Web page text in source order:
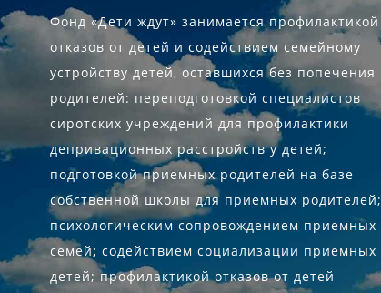
Фонд «Дети ждут» занимается профилактикой
отказов от детей и содействием семейному
устройству детей, оставшихся без попечения
родителей: переподготовкой специалистов
сиротских учреждений для профилактики
депривационных расстройств у детей;
подготовкой приемных родителей на базе
собственной школы для приемных родителей;
психологическим сопровождением приемных
семей; содействием социализации приемных
детей; профилактикой отказов от детей